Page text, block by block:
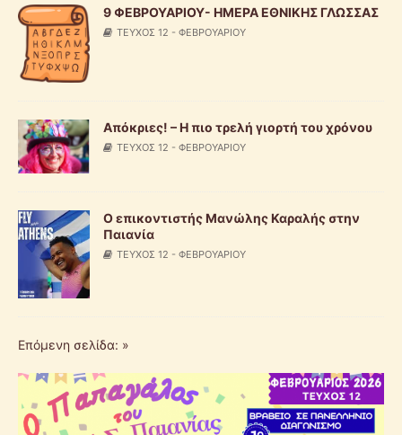
9 ΦΕΒΡΟΥΑΡΙΟΥ- ΗΜΕΡΑ ΕΘΝΙΚΗΣ ΓΛΩΣΣΑΣ
ΤΕΥΧΟΣ 12 - ΦΕΒΡΟΥΑΡΙΟΥ
Απόκριες! – Η πιο τρελή γιορτή του χρόνου
ΤΕΥΧΟΣ 12 - ΦΕΒΡΟΥΑΡΙΟΥ
O επικοντιστής Μανώλης Καραλής στην
Παιανία
ΤΕΥΧΟΣ 12 - ΦΕΒΡΟΥΑΡΙΟΥ
Επόμενη σελίδα: »